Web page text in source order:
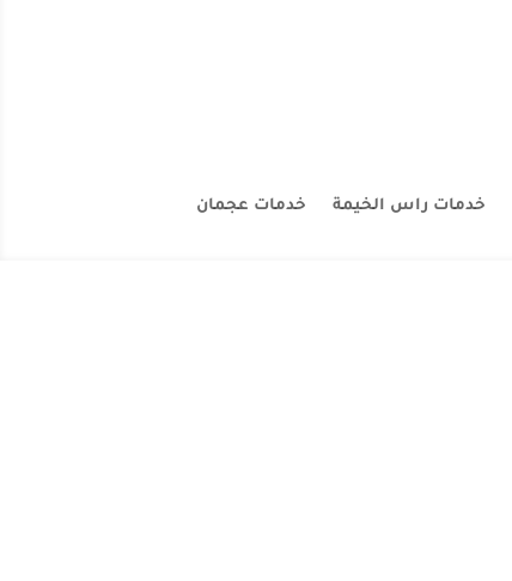
خدمات راس الخيمة خدمات عجمان